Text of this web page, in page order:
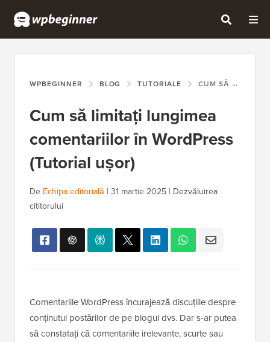
WPBEGINNER BLOG TUTORIALE CUM SĂ LIMITAȚI LUNGIMEA COMENTARIILOR ÎN WORDPRESS (TUTORIAL UȘOR)
Cum să limitați lungimea
comentariilor în WordPress
(Tutorial ușor)
De Echipa editorială | 31 martie 2025 | Dezvăluirea
cititorului
Comentariile WordPress încurajează discuțiile despre
conținutul postărilor de pe blogul dvs. Dar s-ar putea
să constatați că comentariile irelevante, scurte sau